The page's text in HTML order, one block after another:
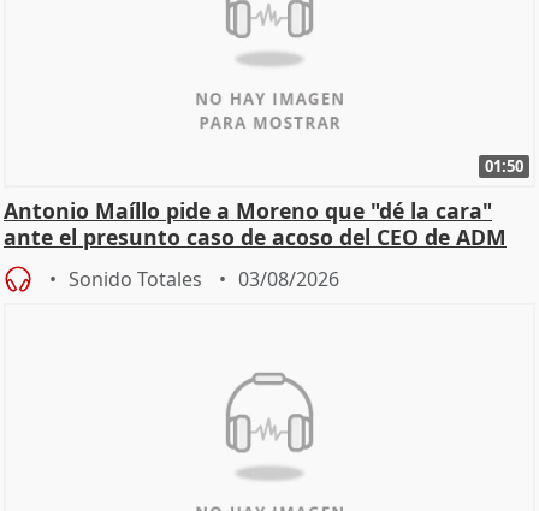
01:50
Antonio Maíllo pide a Moreno que "dé la cara"
ante el presunto caso de acoso del CEO de ADM
Sonido Totales 03/08/2026